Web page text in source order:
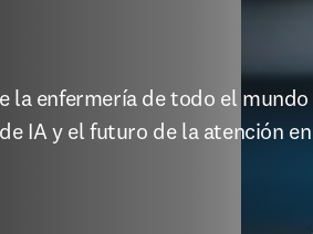
la enfermería de todo el mundo
IA y el futuro de la atención en